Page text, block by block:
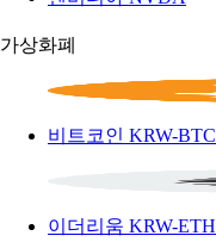
가상화폐
비트코인 KRW-BTC
이더리움 KRW-ETH